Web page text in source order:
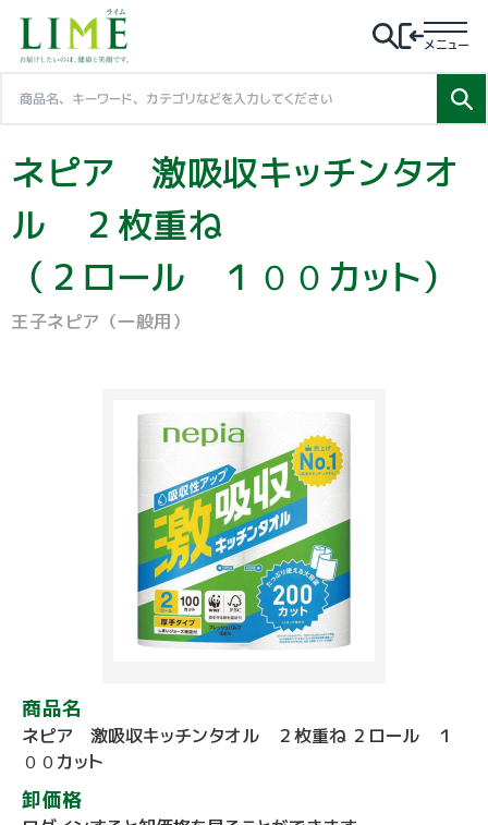
メニュー
ネピア 激吸収キッチンタオ
ル ２枚重ね
（２ロール １００カット）
王子ネピア（一般用）
商品名
ネピア 激吸収キッチンタオル ２枚重ね ２ロール １
００カット
卸価格